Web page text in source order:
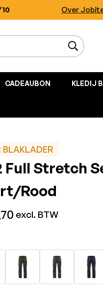
Over
CADEAUBON KLEDIJ
BLAKLADER
Full Stretch
Rood
excl. BTW